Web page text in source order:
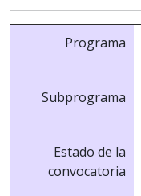
Programa
Subprograma
Estado de la
convocatoria